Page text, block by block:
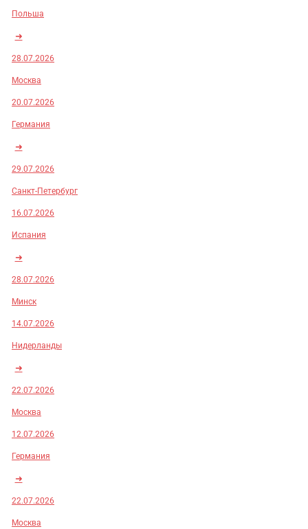
Польша
➜
28.07.2026
Москва
20.07.2026
Германия
➜
29.07.2026
Санкт-Петербург
16.07.2026
Испания
➜
28.07.2026
Минск
14.07.2026
Нидерланды
➜
22.07.2026
Москва
12.07.2026
Германия
➜
22.07.2026
Москва